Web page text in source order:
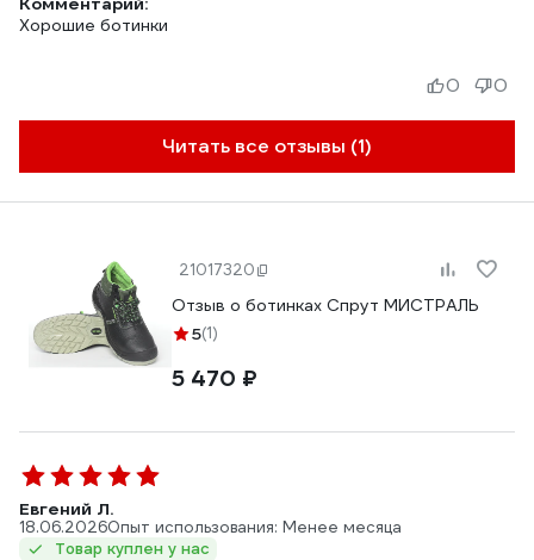
Хорошие ботинки
Читать все отзывы (1)
0 0
21017320
Отзыв о ботинках Спрут МИСТРАЛЬ
5(1)
5 470 ₽
Евгений Л.
18.06.2026Опыт использования: Менее месяца
Товар куплен у нас